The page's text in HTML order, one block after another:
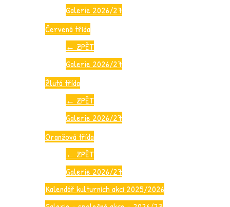
Galerie 2026/27
Červená třída
← ZPĚT
Galerie 2026/27
Žlutá třída
← ZPĚT
Galerie 2026/27
Oranžová třída
← ZPĚT
Galerie 2026/27
Kalendář kulturních akcí 2025/2026